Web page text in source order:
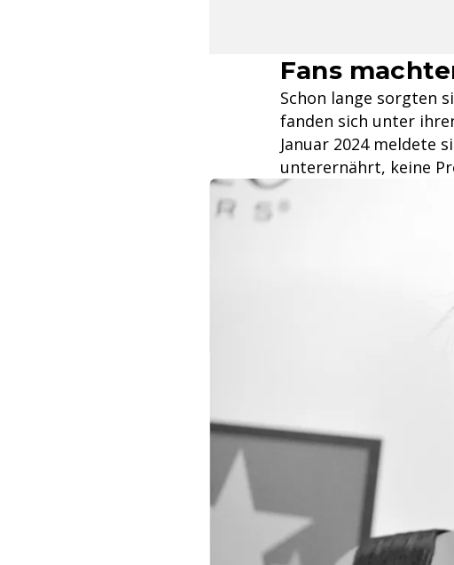
Fans
Schon lange sorgten
fanden sich unter
Januar 2024 meldete
unterernährt, keine